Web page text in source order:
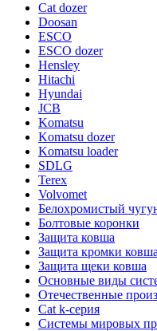
Cat dozer
Doosan
ESCO
ESCO dozer
Hensley
Hitachi
Hyundai
JCB
Komatsu
Komatsu dozer
Komatsu loader
SDLG
Terex
Volvomet
Белохромистый
Болтовые коронки
Защита ковша
Защита кромки ковша
Защита щеки ковша
Основные виды
Отечественные
Сat k-серия
Системы мировых